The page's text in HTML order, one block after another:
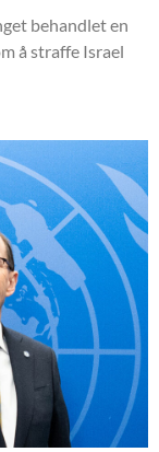
behandlet en
å straffe Israel